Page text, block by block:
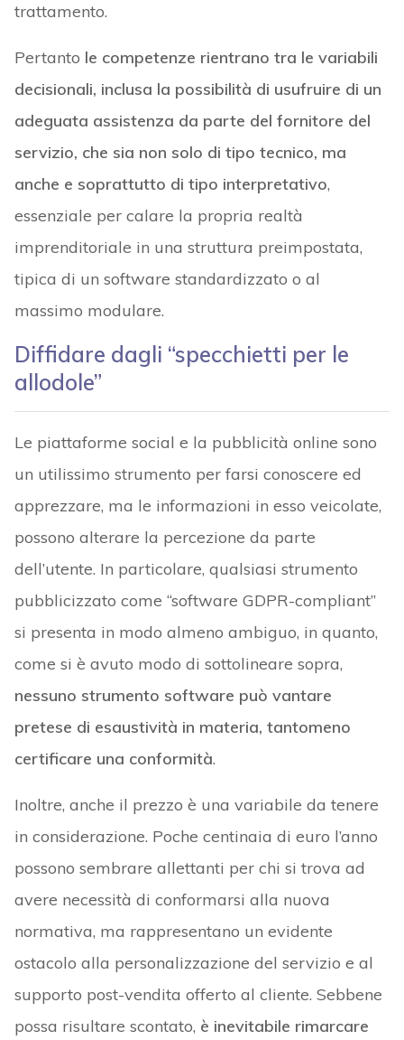
trattamento.
Pertanto le competenze rientrano tra le variabili
decisionali, inclusa la possibilità di usufruire di un
adeguata assistenza da parte del fornitore del
servizio, che sia non solo di tipo tecnico, ma
anche e soprattutto di tipo interpretativo,
essenziale per calare la propria realtà
imprenditoriale in una struttura preimpostata,
tipica di un software standardizzato o al
massimo modulare.
Diffidare dagli “specchietti per le
allodole”
Le piattaforme social e la pubblicità online sono
un utilissimo strumento per farsi conoscere ed
apprezzare, ma le informazioni in esso veicolate,
possono alterare la percezione da parte
dell’utente. In particolare, qualsiasi strumento
pubblicizzato come “software GDPR-compliant”
si presenta in modo almeno ambiguo, in quanto,
come si è avuto modo di sottolineare sopra,
nessuno strumento software può vantare
pretese di esaustività in materia, tantomeno
certificare una conformità.
Inoltre, anche il prezzo è una variabile da tenere
in considerazione. Poche centinaia di euro l’anno
possono sembrare allettanti per chi si trova ad
avere necessità di conformarsi alla nuova
normativa, ma rappresentano un evidente
ostacolo alla personalizzazione del servizio e al
supporto post-vendita offerto al cliente. Sebbene
possa risultare scontato, è inevitabile rimarcare